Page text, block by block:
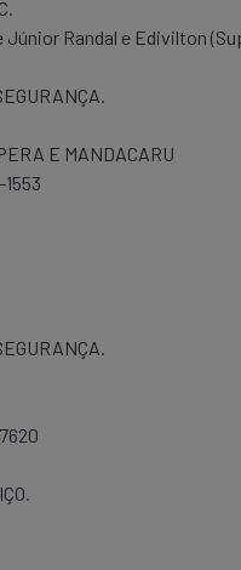
Randal e Edivilton
E MANDACARU